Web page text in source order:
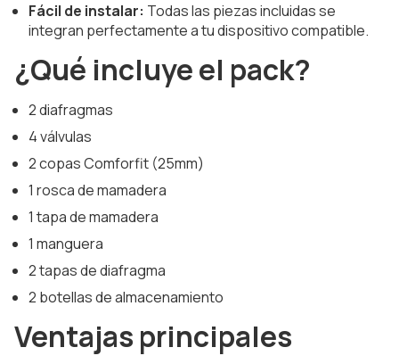
Fácil de instalar: Todas las piezas incluidas se
integran perfectamente a tu dispositivo compatible.
¿Qué incluye el pack?
2 diafragmas
4 válvulas
2 copas Comforfit (25mm)
1 rosca de mamadera
1 tapa de mamadera
1 manguera
2 tapas de diafragma
2 botellas de almacenamiento
Ventajas principales